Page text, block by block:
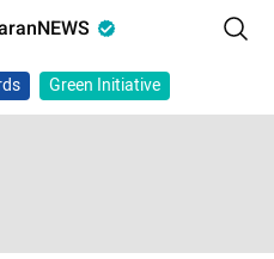
Green Initiative